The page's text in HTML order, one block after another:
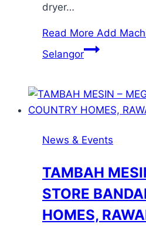
dryer…
Read More Add
Selangor
News & Events
TAMBAH
STORE
HOMES,